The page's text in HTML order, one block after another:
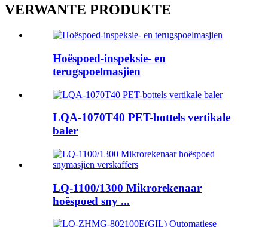
VERWANTE PRODUKTE
Hoëspoed-inspeksie- en
terugspoelmasjien
LQA-1070T40 PET-bottels vertikale
baler
LQ-1100/1300 Mikrorekenaar
hoëspoed sny ...